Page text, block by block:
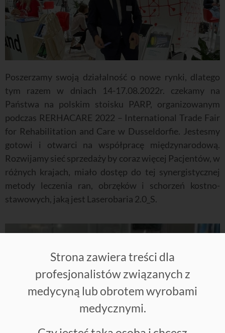
Poszerzamy swoją działalność o nowe rynki, dlatego
tym razem w dniach 14-17.08.2022r. czekamy na
Państwa na polskim stoisku PARP, organizowanym
podczas RERHACARE 2022 – International Trade Fair
for Rehabilitation and Care w Dusseldorfie. Jestesmy
gotowi i otwarci na współpracę międzynarodową.
Rozwijamy sieć sprzedaży by coraz więcej Pacjentów, w
różnych krajach, miało dostęp do tej synergistycznej
metody leczenia ran, obrzęków i schorzeń kostno-
stawowych, jaką jest Laserobaria 2.0_S.
Strona zawiera treści dla
profesjonalistów związanych z
medycyną lub obrotem wyrobami
medycznymi.